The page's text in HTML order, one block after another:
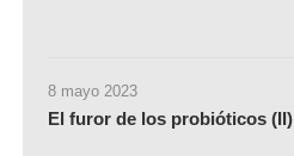
8 mayo 2023
El furor de los probióticos (II)